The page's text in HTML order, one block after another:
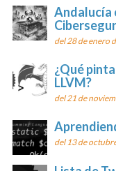
Andalucía
del 28 de enero
¿Qué
LLVM?
del 21 de
del 13 de